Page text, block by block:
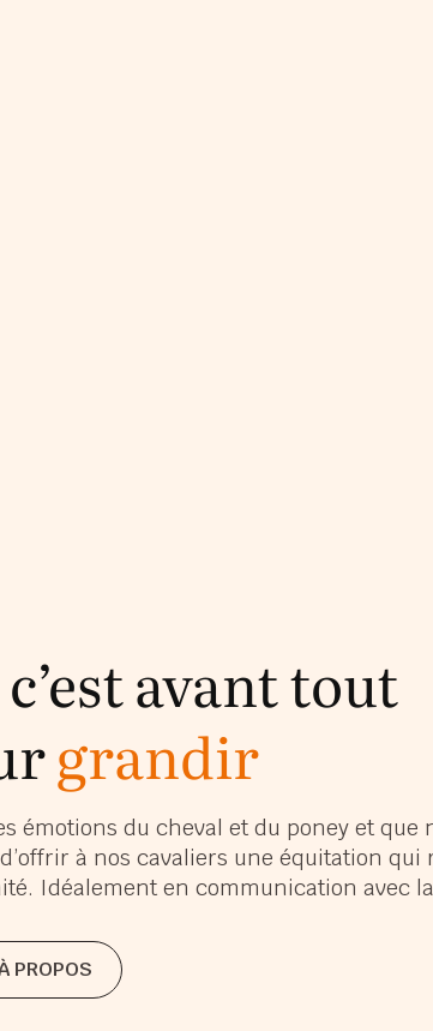
avant tout
grandir
s’épanouir
s’amuser
grandir
émotions du cheval et du poney et que
à nos cavaliers une équitation qui
Idéalement en communication avec
PROPOS
PROPOS